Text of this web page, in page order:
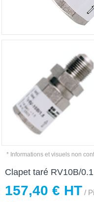
* Informations et visuels non
Clapet taré RV10B/0.1
157,40 € HT /